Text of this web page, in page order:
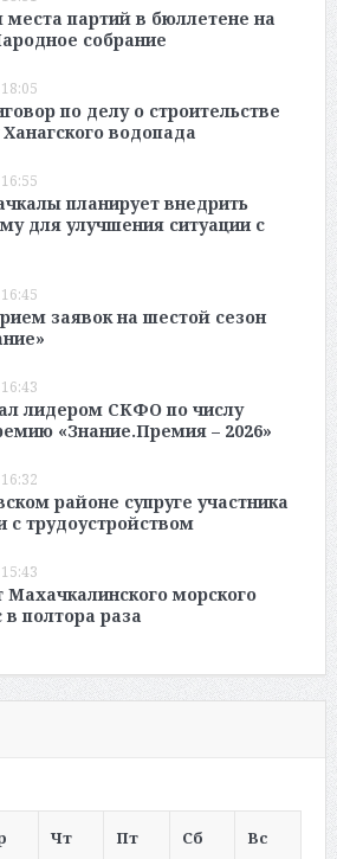
партий в бюллетене на
собрание
по делу о строительстве
водопада
планирует внедрить
для улучшения ситуации с
заявок на шестой сезон
лидером СКФО по числу
«Знание.Премия – 2026»
районе супруге участника
с трудоустройством
Махачкалинского морского
полтора раза
Чт Пт Сб Вс